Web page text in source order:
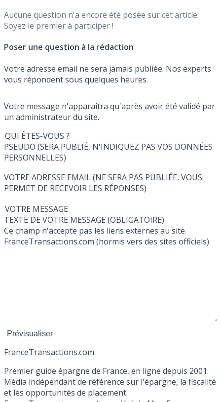
Aucune question n'a encore été posée sur cet article.
Soyez le premier à participer !
Poser une question à la rédaction
Votre adresse email ne sera jamais publiée. Nos experts
vous répondent sous quelques heures.
Votre message n'apparaîtra qu'après avoir été validé par
un administrateur du site.
QUI ÊTES-VOUS ?
PSEUDO (SERA PUBLIÉ, N'INDIQUEZ PAS VOS DONNÉES
PERSONNELLES)
VOTRE ADRESSE EMAIL (NE SERA PAS PUBLIÉE, VOUS
PERMET DE RECEVOIR LES RÉPONSES)
VOTRE MESSAGE
TEXTE DE VOTRE MESSAGE (OBLIGATOIRE)
Ce champ n'accepte pas les liens externes au site
FranceTransactions.com (hormis vers des sites officiels).
FranceTransactions.com
Premier guide épargne de France, en ligne depuis 2001.
Média indépendant de référence sur l'épargne, la fiscalité
et les opportunités de placement.